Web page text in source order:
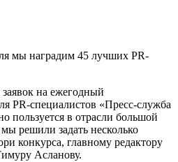
на ежегодный
PR-специалистов «Пресс-служба
пользуется в отрасли большой
решили задать несколько
конкурса, главному редактору
Асланову.